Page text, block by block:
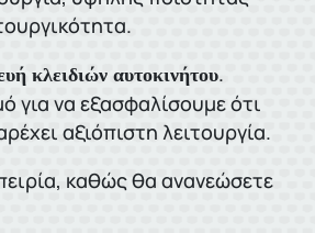
κλειδιών αυτοκινήτου.
για να εξασφαλίσουμε ότι
αξιόπιστη λειτουργία.
καθώς θα ανανεώσετε